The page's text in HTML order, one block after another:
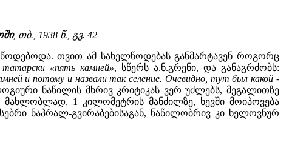
, თბ., 1938 წ., გვ. 42
თვით ამ სახელწოდებას განმარტავენ როგორც
«пять камней», სწერს ა.ნ.გრენი, და განაგრძობს:
и потому и назвали так селение. Очевидно, тут был какой -
ნაწილის მხრივ კრიტიკას ვერ უძლებს, მეგალითზე
1 კილომეტრის მანძილზე, ხევში მოიპოვება
ნაპრალ-გვირაბებისაგან, ნაწილობრივ კი ხელოვნურ